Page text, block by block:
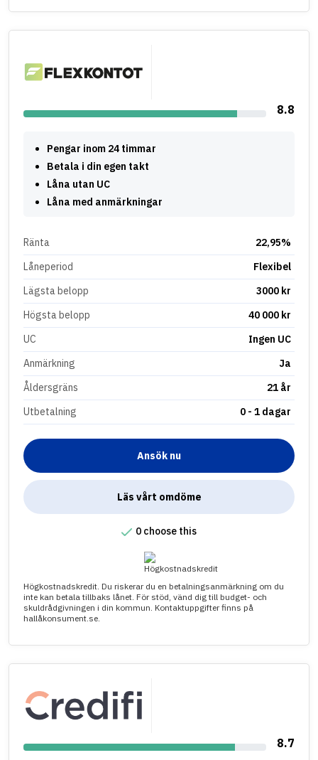
8.8
Pengar inom 24 timmar
Betala i din egen takt
Låna utan UC
Låna med anmärkningar
Ränta
22,95%
Låneperiod
Flexibel
Lägsta belopp
3000 kr
Högsta belopp
40 000 kr
UC
Ingen UC
Anmärkning
Ja
Åldersgräns
21 år
Utbetalning
0 - 1 dagar
Ansök nu
Läs vårt omdöme
0 choose this
Högkostnadskredit. Du riskerar du en betalningsanmärkning om du
inte kan betala tillbaks lånet. För stöd, vänd dig till budget- och
skuldrådgivningen i din kommun. Kontaktuppgifter finns på
hallåkonsument.se.
8.7